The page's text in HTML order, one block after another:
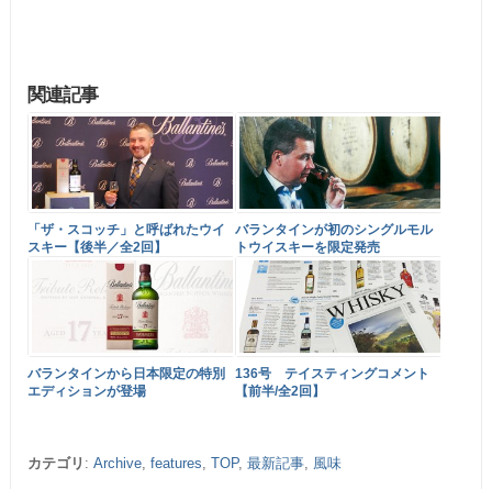
関連記事
「ザ・スコッチ」と呼ばれたウイ
スキー【後半／全2回】
バランタインが初のシングルモル
トウイスキーを限定発売
バランタインから日本限定の特別
エディションが登場
136号 テイスティングコメント
【前半/全2回】
カテゴリ : Archive, features, TOP, 最新記事, 風味